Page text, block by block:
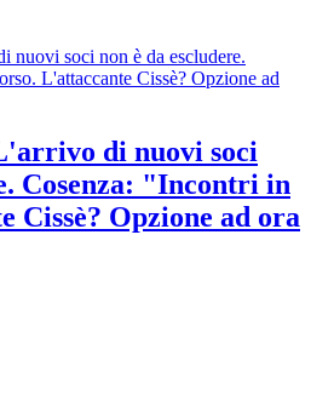
di nuovi soci
Cosenza: "Incontri in
Cissè? Opzione ad ora